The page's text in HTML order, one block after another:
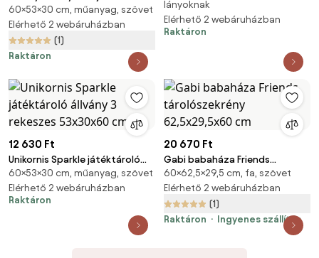
állvány 3 rekeszes 53x30x60 cm
60×53×30 cm, műanyag, szövet
Elérhető 2 webáruházban
(1)
Raktáron
lányoknak
Elérhető 2 webáruházban
Raktáron
12 630 Ft
Unikornis Sparkle játéktároló
állvány 3 rekeszes 53x30x60 cm
60×53×30 cm, műanyag, szövet
Elérhető 2 webáruházban
Raktáron
20 670 Ft
Gabi babaháza Friends
tárolószekrény 62,5x29,5x60
cm
60×62,5×29,5 cm, fa, szövet
Elérhető 2 webáruházban
(1)
Raktáron
Ingyenes szállítás